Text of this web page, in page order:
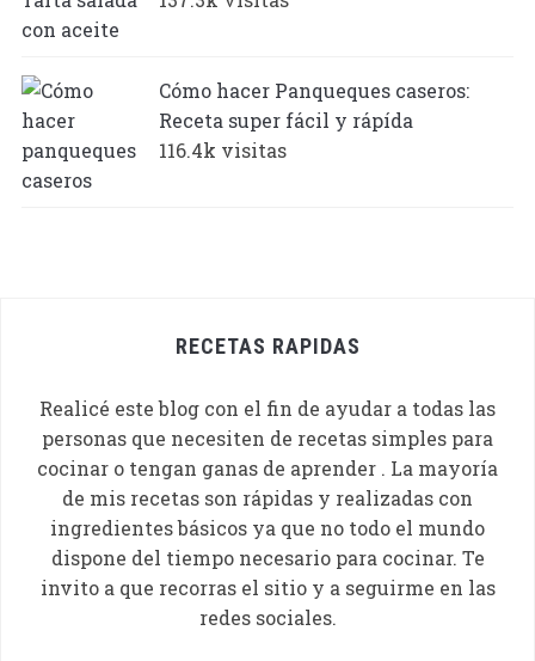
Cómo hacer Panqueques caseros:
Receta super fácil y rápída
116.4k visitas
RECETAS RAPIDAS
Realicé este blog con el fin de ayudar a todas las
personas que necesiten de recetas simples para
cocinar o tengan ganas de aprender . La mayoría
de mis recetas son rápidas y realizadas con
ingredientes básicos ya que no todo el mundo
dispone del tiempo necesario para cocinar. Te
invito a que recorras el sitio y a seguirme en las
redes sociales.